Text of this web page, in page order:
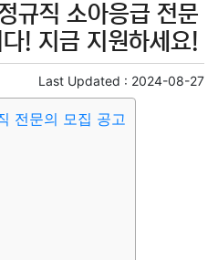
주식 암호화폐 블록체인
미용 증권 인테리어
게임 스포츠
규직 소아응급 전문
! 지금 지원하세요!
Last Updated : 2024-08-27
전문의 모집 공고